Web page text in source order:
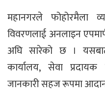
महानगरले फोहोरमैला
विवरणलाई अनलाइन
अघि सारेको छ ।
कार्यालय, सेवा
जानकारी सहज रूपमा